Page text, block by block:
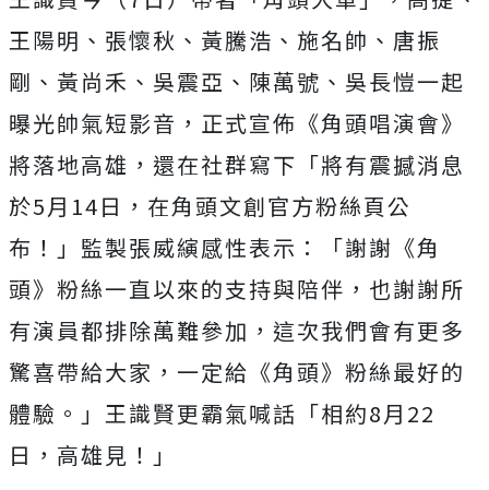
王陽明、張懷秋、 黃騰浩、施名帥、唐振
剛、黃尚禾、吳震亞、陳萬號、 吳長愷一起
曝光帥氣短影音，正式宣佈《角頭唱演會》
將落地高雄， 還在社群寫下「將有震撼消息
於5月14日， 在角頭文創官方粉絲頁公
布！」監製張威縯感性表示：「謝謝《角
頭》粉絲一直以來的支持與陪伴， 也謝謝所
有演員都排除萬難參加，這次我們會有更多
驚喜帶給大家， 一定給《角頭》粉絲最好的
體驗。」王識賢更霸氣喊話「相約8月22
日，高雄見！」